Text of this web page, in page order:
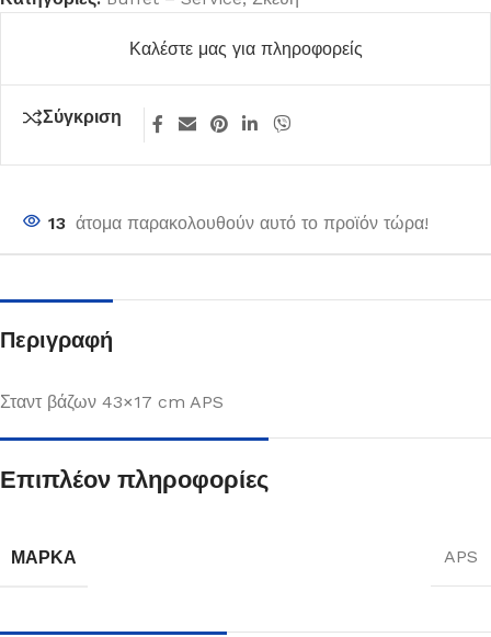
Καλέστε μας για πληροφορείς
Σύγκριση
13 άτομα παρακολουθούν αυτό το προϊόν τώρα!
Περιγραφή
Σταντ βάζων 43×17 cm APS
Επιπλέον πληροφορίες
ΜΆΡΚΑ APS